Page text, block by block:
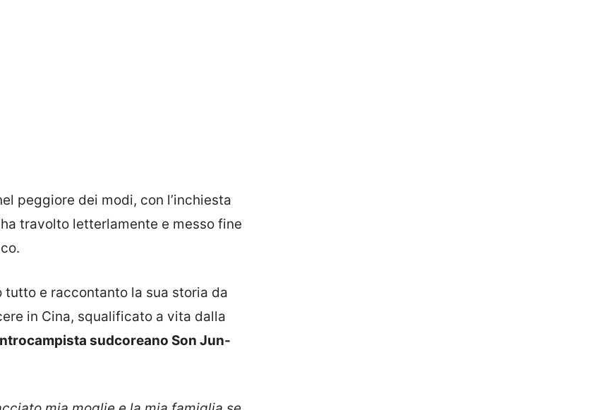
peggiore dei modi, con l’inchiesta
travolto letterlamente e messo fine
e raccontanto la sua storia da
in Cina, squalificato a vita dalla
sudcoreano Son Jun-